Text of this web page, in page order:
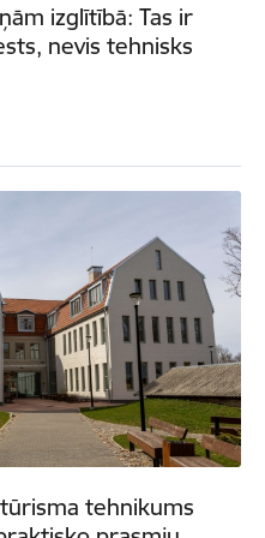
izglītībā: Tas ir
nevis tehnisks
tehnikums